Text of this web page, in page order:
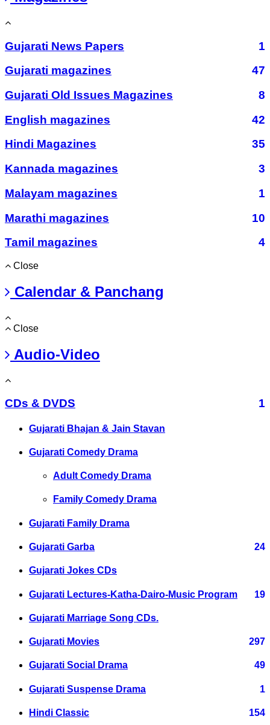
Gujarati News Papers
1
Gujarati magazines
47
Gujarati Old Issues Magazines
8
English magazines
42
Hindi Magazines
35
Kannada magazines
3
Malayam magazines
1
Marathi magazines
10
Tamil magazines
4
Close
Calendar & Panchang
Close
Audio-Video
CDs & DVDS 1
Gujarati Bhajan & Jain Stavan
Gujarati Comedy Drama
Adult Comedy Drama
Family Comedy Drama
Gujarati Family Drama
Gujarati Garba 24
Gujarati Jokes CDs
Gujarati Lectures-Katha-Dairo-Music Program 19
Gujarati Marriage Song CDs.
Gujarati Movies 297
Gujarati Social Drama 49
Gujarati Suspense Drama 1
Hindi Classic 154